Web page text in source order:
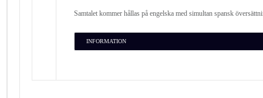
Samtalet kommer hållas på engelska med simultan spansk
INFORMATION